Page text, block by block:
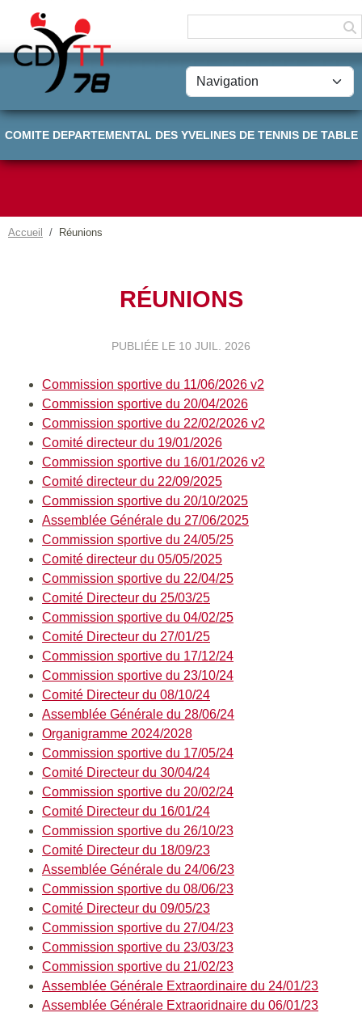
COMITE DEPARTEMENTAL DES YVELINES DE TENNIS DE TABLE
Accueil Réunions
RÉUNIONS
PUBLIÉE LE 10 JUIL. 2026
Commission sportive du 11/06/2026 v2
Commission sportive du 20/04/2026
Commission sportive du 22/02/2026 v2
Comité directeur du 19/01/2026
Commission sportive du 16/01/2026 v2
Comité directeur du 22/09/2025
Commission sportive du 20/10/2025
Assemblée Générale du 27/06/2025
Commission sportive du 24/05/25
Comité directeur du 05/05/2025
Commission sportive du 22/04/25
Comité Directeur du 25/03/25
Commission sportive du 04/02/25
Comité Directeur du 27/01/25
Commission sportive du 17/12/24
Commission sportive du 23/10/24
Comité Directeur du 08/10/24
Assemblée Générale du 28/06/24
Organigramme 2024/2028
Commission sportive du 17/05/24
Comité Directeur du 30/04/24
Commission sportive du 20/02/24
Comité Directeur du 16/01/24
Commission sportive du 26/10/23
Comité Directeur du 18/09/23
Assemblée Générale du 24/06/23
Commission sportive du 08/06/23
Comité Directeur du 09/05/23
Commission sportive du 27/04/23
Commission sportive du 23/03/23
Commission sportive du 21/02/23
Assemblée Générale Extraordinaire du 24/01/23
Assemblée Générale Extraoridnaire du 06/01/23
Panneau de gestion des cookies